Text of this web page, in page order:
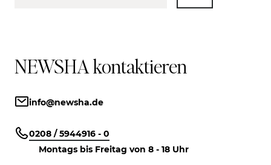
NEWSHA kontaktieren
info@newsha.de
0208 / 5944916 - 0
Montags bis Freitag von 8 - 18 Uhr